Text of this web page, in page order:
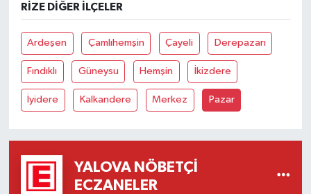
RIZE DIĞER İLÇELER
Ardeşen Çamlıhemşin Çayeli Derepazarı
Fındıklı Güneysu Hemşin İkizdere
İyidere Kalkandere Merkez Pazar
YALOVA NÖBETÇI
ECZANELER